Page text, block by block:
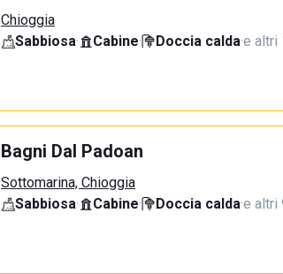
Chioggia
Sabbiosa· Cabine· Doccia calda·e altri
Bagni Dal Padoan
Sottomarina, Chioggia
Sabbiosa· Cabine· Doccia calda·e altri